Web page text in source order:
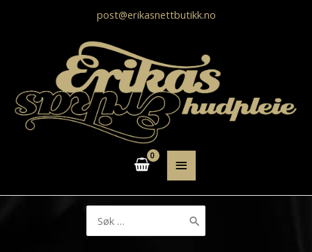
post@erikasnettbutikk.no
HOVEDMENY
etter: